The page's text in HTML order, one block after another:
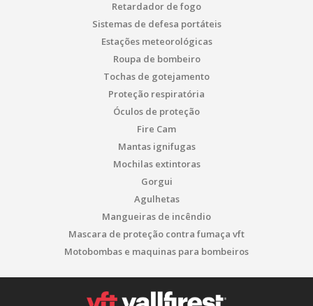
Retardador de fogo
Sistemas de defesa portáteis
Estações meteorológicas
Roupa de bombeiro
Tochas de gotejamento
Proteção respiratória
Óculos de proteção
Fire Cam
Mantas ignifugas
Mochilas extintoras
Gorgui
Agulhetas
Mangueiras de incêndio
Mascara de proteção contra fumaça vft
Motobombas e maquinas para bombeiros